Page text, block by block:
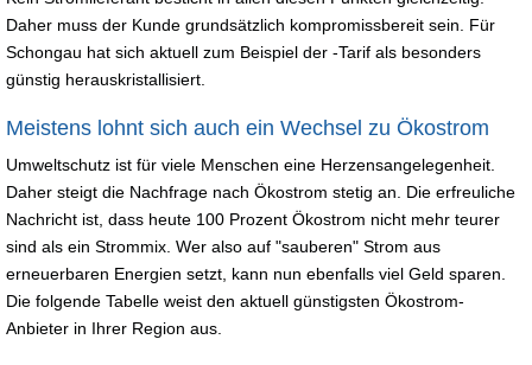
Daher muss der Kunde grundsätzlich kompromissbereit sein. Für
Schongau hat sich aktuell zum Beispiel der -Tarif als besonders
günstig herauskristallisiert.
Meistens lohnt sich auch ein Wechsel zu Ökostrom
Umweltschutz ist für viele Menschen eine Herzensangelegenheit.
Daher steigt die Nachfrage nach Ökostrom stetig an. Die erfreuliche
Nachricht ist, dass heute 100 Prozent Ökostrom nicht mehr teurer
sind als ein Strommix. Wer also auf "sauberen" Strom aus
erneuerbaren Energien setzt, kann nun ebenfalls viel Geld sparen.
Die folgende Tabelle weist den aktuell günstigsten Ökostrom-
Anbieter in Ihrer Region aus.